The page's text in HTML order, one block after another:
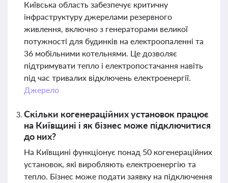
Київська область забезпечує критичну
інфраструктуру джерелами резервного
живлення, включно з генераторами великої
потужності для будинків на електроопаленні та
36 мобільними котельнями. Це дозволяє
підтримувати тепло і електропостачання навіть
під час тривалих відключень електроенергії.
Джерело
Скільки когенераційних установок працює
на Київщині і як бізнес може підключитися
до них?
На Київщині функціонує понад 50 когенераційних
установок, які виробляють електроенергію та
тепло. Бізнес може подати заявку на підключення